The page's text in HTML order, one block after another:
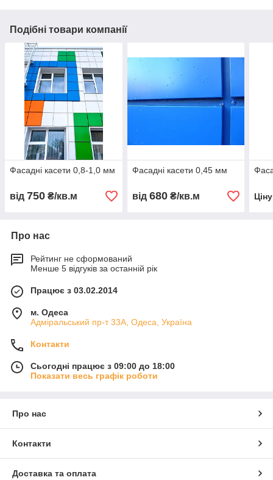
Подібні товари компанії
Фасадні касети 0,8-1,0 мм
від 750 ₴/кв.м
Фасадні касети 0,45 мм
від 680₴/кв.м
Про нас
Рейтинг не сформований
Менше 5 відгуків за останній рік
Працює з 03.02.2014
м. Одеса
Адміральський пр-т 33А, Одеса, Україна
Контакти
Сьогодні працює з 09:00 до 18:00
Показати весь графік роботи
Про нас
Контакти
Доставка та оплата